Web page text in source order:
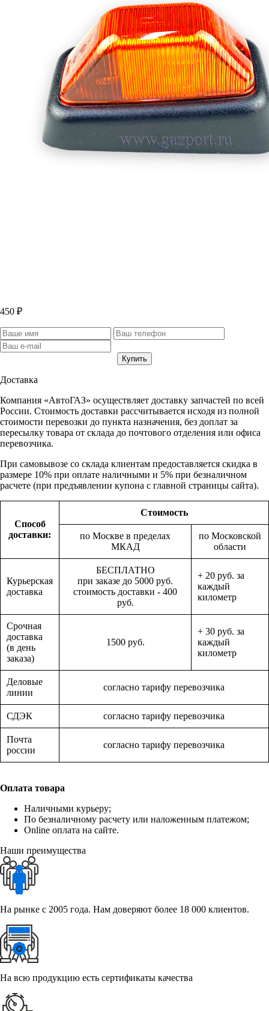
450 ₽
Доставка
Компания «АвтоГАЗ» осуществляет доставку запчастей по всей
России. Стоимость доставки рассчитывается исходя из полной
стоимости перевозки до пункта назначения, без доплат за
пересылку товара от склада до почтового отделения или офиса
перевозчика.
При самовывозе со склада клиентам предоставляется скидка в
размере 10% при оплате наличными и 5% при безналичном
расчете (при предъявлении купона с главной страницы сайта).
Способ
доставки:
Стоимость
по Москве в пределах
МКАД
по Московской
области
Курьерская
доставка
БЕСПЛАТНО
при заказе до 5000 руб.
стоимость доставки - 400
руб.
+ 20 руб. за
каждый
километр
Срочная
доставка
(в день
заказа)
1500 руб.
+ 30 руб. за
каждый
километр
Деловые
линии
согласно тарифу перевозчика
СДЭК согласно тарифу перевозчика
Почта
россии
согласно тарифу перевозчика
Оплата товара
Наличными курьеру;
По безналичному расчету или наложенным платежом;
Online оплата на сайте.
Наши преимущества
На рынке с 2005 года. Нам доверяют более 18 000 клиентов.
На всю продукцию есть сертификаты качества